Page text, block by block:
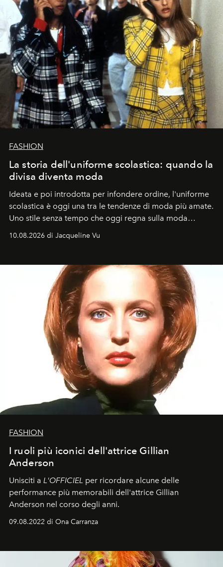
FASHION
La storia dell'uniforme scolastica: quando la
divisa diventa moda
Ideata e poi introdotta per infondere ordine, l'uniforme
scolastica è oggi una tra le tendenze di moda più amate.
Uno stile senza tempo che oggi regna sulla moda
tradizionale e sulla cultura pop.
10.08.2026 di Jacqueline Vu
FASHION
I ruoli più iconici dell'attrice Gillian
Anderson
Unisciti a L'OFFICIEL per ricordare alcune delle
performance più memorabili dell'attrice Gillian
Anderson nel corso degli anni.
09.08.2022 di Ona Carranza